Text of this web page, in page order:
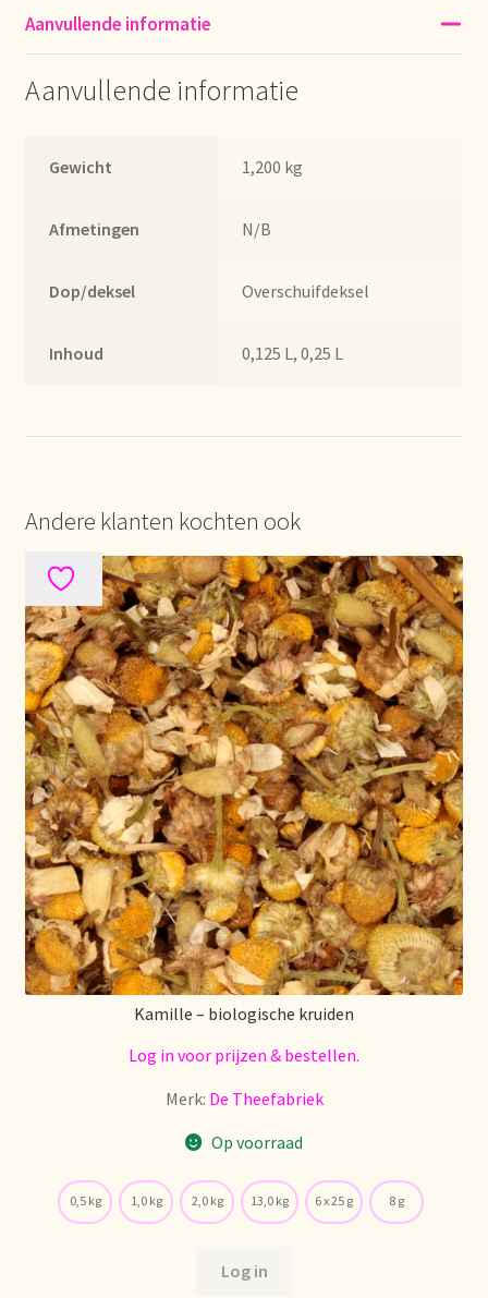
Food safety
Image de marque personnelle
Impressum
Lebensmittelsicherheit
Lista de precios actualizada.
Liste de prix actuelle
Marca personal
Meertaligheid
Mehrsprachigkeit
Mentions légales
Mijn account
Mijn Favorieten
Newsletter
Aanvullende informatie
Aanvullende informatie
Gewicht 1,200 kg
Afmetingen N/B
Dop/deksel Overschuifdeksel
Inhoud 0,125 L, 0,25 L
Andere klanten kochten ook
Kamille – biologische kruiden
Log in voor prijzen & bestellen.
Merk: De Theefabriek
Op voorraad
0,5 kg 1,0 kg 2,0 kg 13,0 kg 6 x 25 g 8 g
Log in